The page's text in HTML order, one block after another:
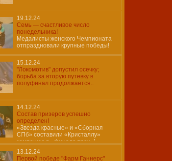
19.12.24
Семь — счастливое число
понедельника!
Медалисты женского Чемпионата
отпраздновали крупные победы!
15.12.24
"Локомотив" допустил осечку;
борьба за вторую путевку в
полуфинал продолжается..
14.12.24
Состав призеров успешно
определен!
«Звезда красные» и «Сборная
СПб» составили «Кристаллу»
компанию в «финале трех»!
13.12.24
Первой победе "Фарм Ганнерс"